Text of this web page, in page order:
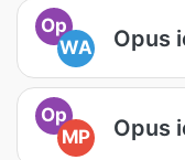
Op
WA
Opus
Op
MP
Opus